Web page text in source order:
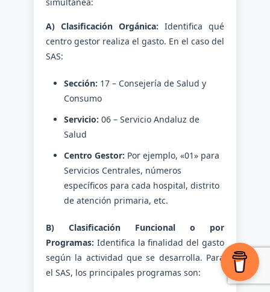
A) Clasificación Orgánica: Identifica qué
centro gestor realiza el gasto. En el caso del
SAS:
Sección: 17 – Consejería de Salud y
Consumo
Servicio: 06 – Servicio Andaluz de
Salud
Centro Gestor: Por ejemplo, «01» para
Servicios Centrales, números
específicos para cada hospital, distrito
de atención primaria, etc.
B) Clasificación Funcional o por
Programas: Identifica la finalidad del gasto
según la actividad que se desarrolla. Para
el SAS, los principales programas son: